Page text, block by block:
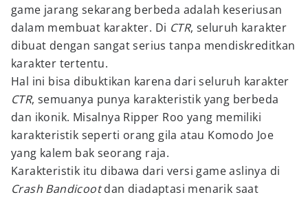
game jarang sekarang berbeda adalah keseriusan
dalam membuat karakter. Di CTR, seluruh karakter
dibuat dengan sangat serius tanpa mendiskreditkan
karakter tertentu.
Hal ini bisa dibuktikan karena dari seluruh karakter
CTR, semuanya punya karakteristik yang berbeda
dan ikonik. Misalnya Ripper Roo yang memiliki
karakteristik seperti orang gila atau Komodo Joe
yang kalem bak seorang raja.
Karakteristik itu dibawa dari versi game aslinya di
Crash Bandicootdan diadaptasi menarik saat